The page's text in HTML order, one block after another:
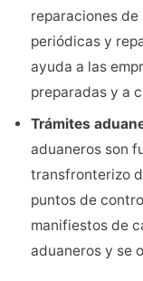
reparaciones
periódicas y
ayuda a las
preparadas y a
Trámites
aduaneros son
transfronterizo
puntos de
manifiestos de
aduaneros y se